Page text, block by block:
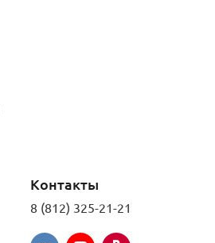
Контакты
8 (812) 325-21-21